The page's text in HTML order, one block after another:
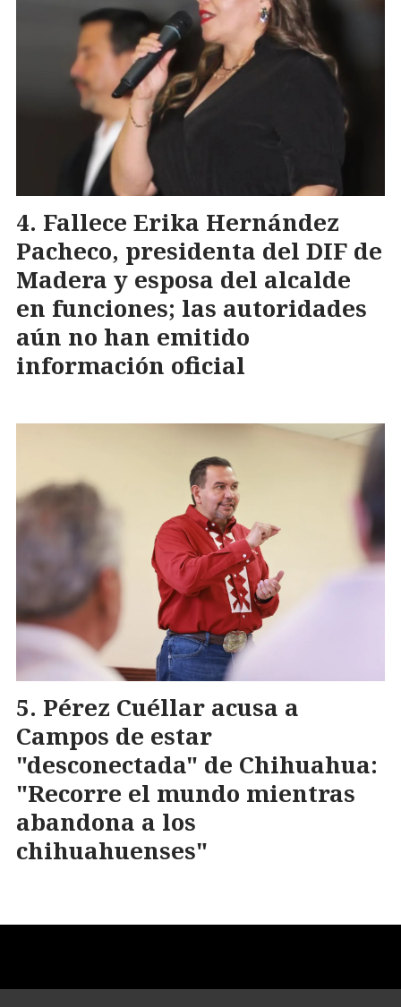
Fallece Erika Hernández
Pacheco, presidenta del DIF de
Madera y esposa del alcalde
en funciones; las autoridades
aún no han emitido
información oficial
Pérez Cuéllar acusa a
Campos de estar
"desconectada" de Chihuahua:
"Recorre el mundo mientras
abandona a los
chihuahuenses"